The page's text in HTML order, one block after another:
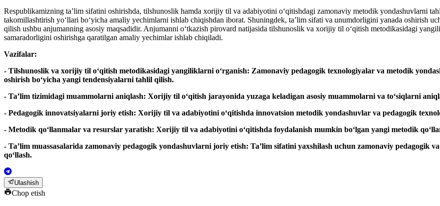
Respublikamizning ta’lim sifatini oshirishda, tilshunoslik hamda xorijiy til va adabiyotini o‘qitishdagi zamonaviy metodik yondashuvlarni
takomillashtirish yo‘llari bo‘yicha amaliy yechimlarni ishlab chiqishdan iborat. Shuningdek, ta’lim sifati va unumdorligini yanada oshirish
qilish ushbu anjumanning asosiy maqsadidir. Anjumanni o‘tkazish pirovard natijasida tilshunoslik va xorijiy til o‘qitish metodikasidagi
samaradorligini oshirishga qaratilgan amaliy yechimlar ishlab chiqiladi.
Vazifalar:
- Tilshunoslik va xorijiy til o‘qitish metodikasidagi yangiliklarni o‘rganish: Zamonaviy pedagogik texnologiyalar va metodik
oshirish bo‘yicha yangi tendensiyalarni tahlil qilish.
- Ta’lim tizimidagi muammolarni aniqlash: Xorijiy til o‘qitish jarayonida yuzaga keladigan asosiy muammolarni va to‘siqlarni
- Pedagogik innovatsiyalarni joriy etish: Xorijiy til va adabiyotini o‘qitishda innovatsion metodik yondashuvlar va pedagogik
- Metodik qo‘llanmalar va resurslar yaratish: Xorijiy til va adabiyotini o‘qitishda foydalanish mumkin bo‘lgan yangi metodik
- Ta’lim muassasalarida zamonaviy pedagogik yondashuvlarni joriy etish: Ta’lim sifatini yaxshilash uchun zamonaviy pedagogik
qo‘llash.
Ulashish
Chop etish